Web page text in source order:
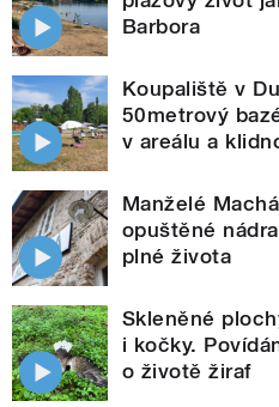
Barbora
Koupaliště v
50metrový
v areálu a
Manželé
opuštěné
plné života
Skleněné
i kočky.
o životě žiraf